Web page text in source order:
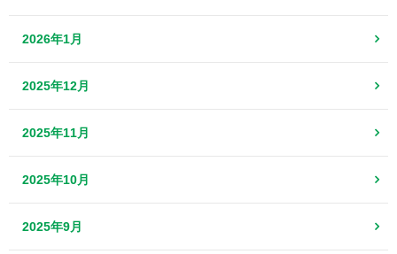
2026年1月
2025年12月
2025年11月
2025年10月
2025年9月